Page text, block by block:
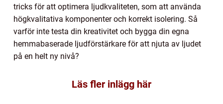
tricks för att optimera ljudkvaliteten, som att använda
högkvalitativa komponenter och korrekt isolering. Så
varför inte testa din kreativitet och bygga din egna
hemmabaserade ljudförstärkare för att njuta av ljudet
på en helt ny nivå?
Läs fler inlägg här